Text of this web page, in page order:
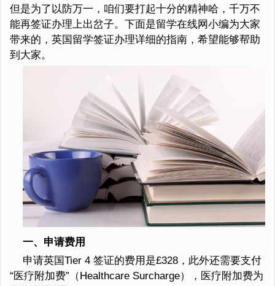
但是为了以防万一，咱们要打起十分的精神哈，千万不
能再签证办理上出岔子。下面是留学在线网小编为大家
带来的，英国留学签证办理详细的指南，希望能够帮助
到大家。
一、申请费用
申请英国Tier 4 签证的费用是£328，此外还需要支付
“医疗附加费”（Healthcare Surcharge），医疗附加费为